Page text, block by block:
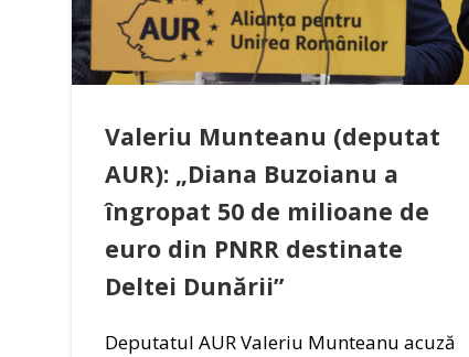
Valeriu Munteanu (deputat
AUR): „Diana Buzoianu a
îngropat 50 de milioane de
euro din PNRR destinate
Deltei Dunării”
Deputatul AUR Valeriu Munteanu acuză